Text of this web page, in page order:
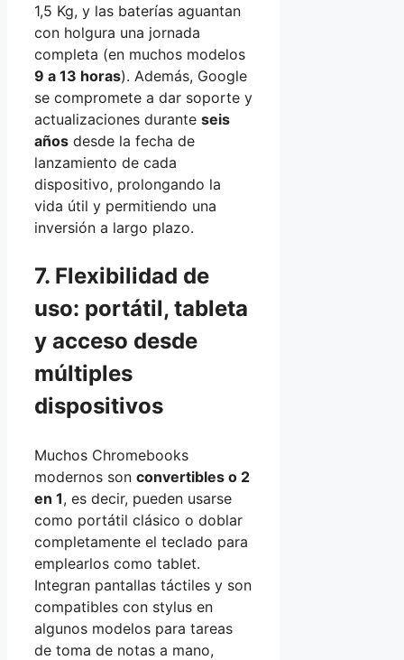
1,5 Kg, y las baterías aguantan
con holgura una jornada
completa (en muchos modelos
9 a 13 horas). Además, Google
se compromete a dar soporte y
actualizaciones durante seis
años desde la fecha de
lanzamiento de cada
dispositivo, prolongando la
vida útil y permitiendo una
inversión a largo plazo.
7. Flexibilidad de
uso: portátil, tableta
y acceso desde
múltiples
dispositivos
Muchos Chromebooks
modernos son convertibles o 2
en 1, es decir, pueden usarse
como portátil clásico o doblar
completamente el teclado para
emplearlos como tablet.
Integran pantallas táctiles y son
compatibles con stylus en
algunos modelos para tareas
de toma de notas a mano,